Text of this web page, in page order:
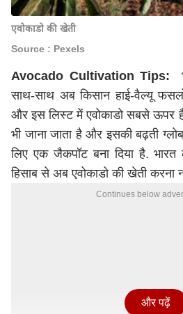
एवोकाडो की खेती
Source : Pexels
Avocado Cultivation Tips:
साथ-साथ अब किसान हाई-वैल्यू
और इस लिस्ट में एवोकाडो सबसे
भी जाना जाता है और इसकी बढ़ती
लिए एक जैकपॉट बना दिया है.
हिसाब से अब एवोकाडो की खेती
Continues below
और पढ़ें